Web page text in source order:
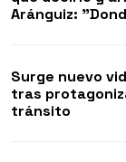
Aránguiz:
Surge nuevo
tras
tránsito